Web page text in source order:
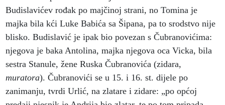
Budislavićev rođak po majčinoj strani, no Tomina je
majka bila kći Luke Babića sa Šipana, pa to srodstvo nije
blisko. Budislavić je ipak bio povezan s Čubranovićima:
njegova je baka Antolina, majka njegova oca Vicka, bila
sestra Stanule, žene Ruska Čubranovića (zidara,
muratora). Čubranovići se u 15. i 16. st. dijele po
zanimanju, tvrdi Urlić, na zlatare i zidare: „po općoj